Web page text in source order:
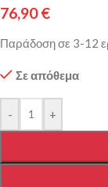
76,90€
Παράδοση σε 3-12
Σε απόθεμα
- +